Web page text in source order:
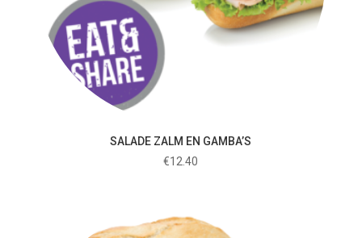
SALADE ZALM EN GAMBA’S
€12.40